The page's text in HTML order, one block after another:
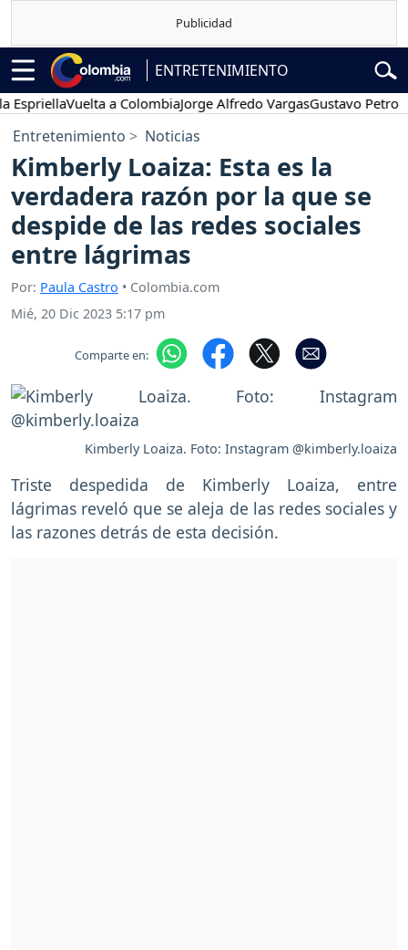
ENTRETENIMIENTO
Vuelta a ColombiaJorge Alfredo VargasGustavo Petro
Entretenimiento Noticias
Kimberly Loaiza: Esta es la
verdadera razón por la que se
despide de las redes sociales
entre lágrimas
Por: Paula Castro • Colombia.com
Mié, 20 Dic 2023 5:17 pm
Comparte en:
Kimberly Loaiza. Foto: Instagram @kimberly.loaiza
Triste despedida de Kimberly Loaiza, entre
lágrimas reveló que se aleja de las redes sociales y
las razones detrás de esta decisión.